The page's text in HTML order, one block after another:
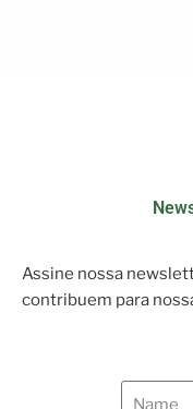
Assine nossa
contribuem para